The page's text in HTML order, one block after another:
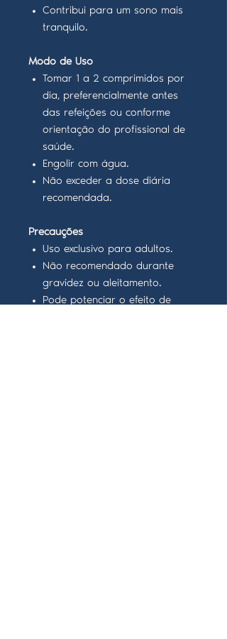
Contribui para um sono mais
tranquilo.
Modo de Uso
Tomar 1 a 2 comprimidos por
dia, preferencialmente antes
das refeições ou conforme
orientação do profissional de
saúde.
Engolir com água.
Não exceder a dose diária
recomendada.
Precauções
Uso exclusivo para adultos.
Não recomendado durante
gravidez ou aleitamento.
Pode potenciar o efeito de